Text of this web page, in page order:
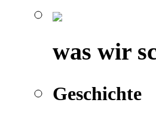
was wir
Geschichte